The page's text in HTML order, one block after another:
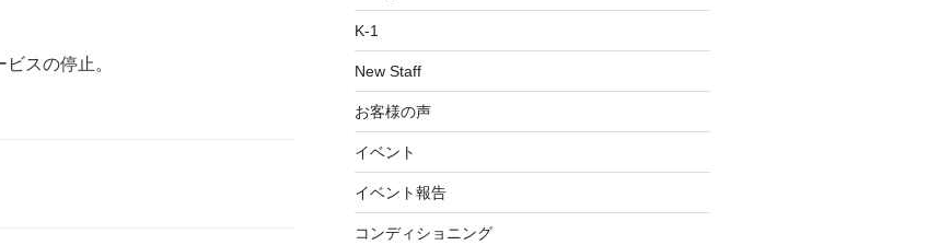
スの停止。
K-1
New Staff
お客様の声
イベント
イベント報告
コンディショニング